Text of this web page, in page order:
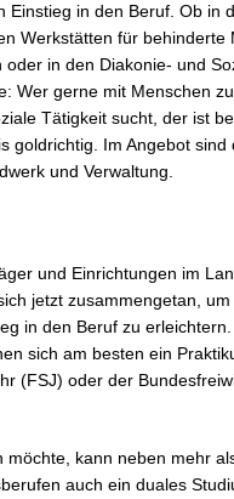
Einstieg in den Beruf. Ob in
Werkstätten für behinderte
in den Diakonie- und
Wer gerne mit Menschen
Tätigkeit sucht, der ist
goldrichtig. Im Angebot sind
und Verwaltung.
und Einrichtungen im
jetzt zusammengetan, um
in den Beruf zu
sich am besten ein
(FSJ) oder der
möchte, kann neben mehr
auch ein duales